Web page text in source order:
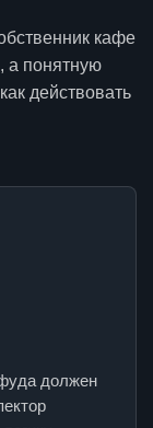
кафе
а понятную
действовать
должен